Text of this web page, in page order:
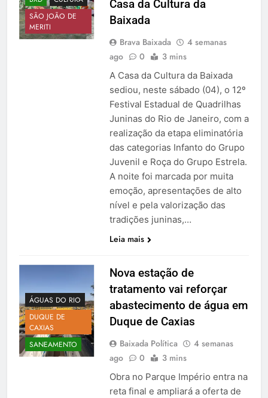
SÃO JOÃO DE
MERITI
Casa da Cultura da
Baixada
Brava Baixada
4 semanas
ago
0 3 mins
A Casa da Cultura da Baixada
sediou, neste sábado (04), o 12º
Festival Estadual de Quadrilhas
Juninas do Rio de Janeiro, com a
realização da etapa eliminatória
das categorias Infanto do Grupo
Juvenil e Roça do Grupo Estrela.
A noite foi marcada por muita
emoção, apresentações de alto
nível e pela valorização das
tradições juninas,…
Leia mais
ÁGUAS DO RIO
DUQUE DE
CAXIAS
SANEAMENTO
Nova estação de
tratamento vai reforçar
abastecimento de água em
Duque de Caxias
Baixada Política
4 semanas
ago
0 3 mins
Obra no Parque Império entra na
reta final e ampliará a oferta de